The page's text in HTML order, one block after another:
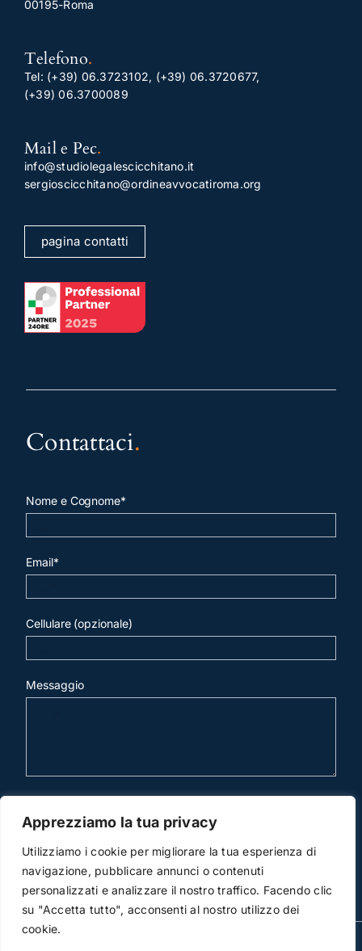
Apprezziamo la tua privacy
Utilizziamo i cookie per migliorare la tua esperienza di
navigazione, pubblicare annunci o contenuti
personalizzati e analizzare il nostro traffico. Facendo clic
su "Accetta tutto", acconsenti al nostro utilizzo dei
cookie.
00195-Roma
Telefono.
Tel: (+39) 06.3723102, (+39) 06.3720677,
(+39) 06.3700089
Mail e Pec.
info@studiolegalescicchitano.it
sergioscicchitano@ordineavvocatiroma.org
pagina contatti
Contattaci.
Nome e Cognome*
Email*
Cellulare (opzionale)
Messaggio
invia mail